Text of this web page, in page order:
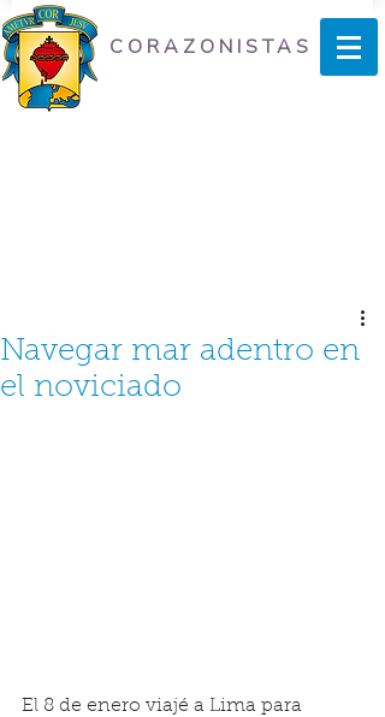
CORAZONISTAS
Navegar mar adentro en
el noviciado
El 8 de enero viajé a Lima para